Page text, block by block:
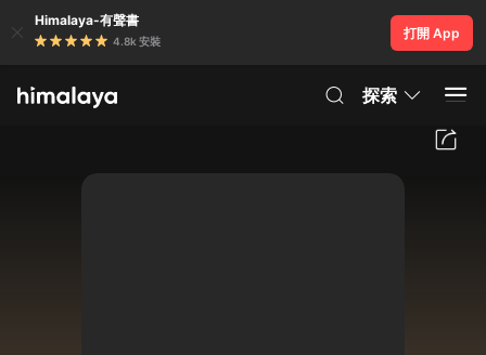
Himalaya-有聲書
4.8k 安裝
打開 App
探索